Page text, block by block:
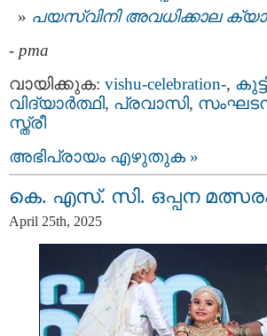
പയസ്വിനി അവധിക്കാല
- pma
വായിക്കുക: vishu-celebration-,
വിദ്യാര്‍ത്ഥി, പ്രവാസി,
സ്ത്രീ
അഭിപ്രായം എഴുതുക »
കെ. എസ്. സി. ഒപ്പന മത്സരം
April 25th, 2025